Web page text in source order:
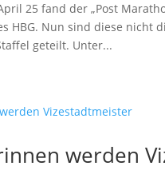
25 fand der „Post
HBG. Nun sind diese nicht
geteilt. Unter...
werden